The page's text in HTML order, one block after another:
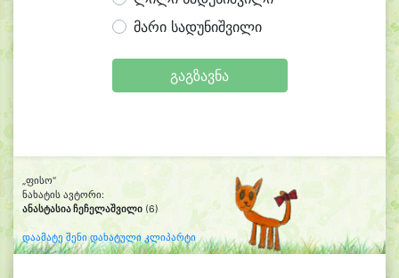
მარი სადუნიშვილი
გაგზავნა
„ფისო“
ნახატის ავტორი:
ანასტასია ჩეჩელაშვილი (6)
დაამატე შენი დახატული კლიპარტი